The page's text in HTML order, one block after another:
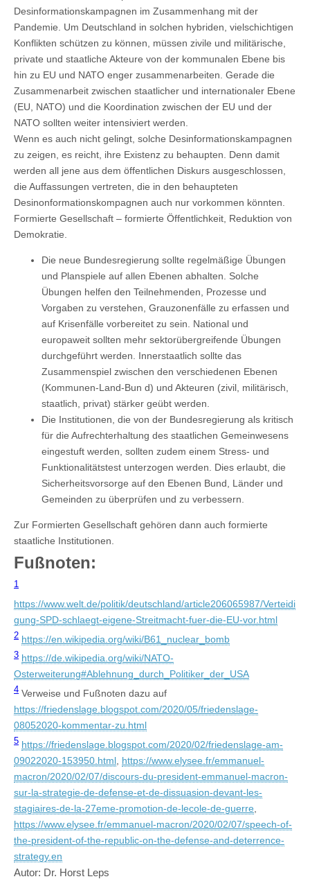
Desinformationskampagnen im Zusammenhang mit der
Pandemie. Um Deutschland in solchen hybriden, vielschichtigen
Konflikten schützen zu können, müssen zivile und militärische,
private und staatliche Akteure von der kommunalen Ebene bis
hin zu EU und NATO enger zusammenarbeiten. Gerade die
Zusammenarbeit zwischen staatlicher und internationaler Ebene
(EU, NATO) und die Koordination zwischen der EU und der
NATO sollten weiter intensiviert werden.
Wenn es auch nicht gelingt, solche Desinformationskampagnen
zu zeigen, es reicht, ihre Existenz zu behaupten. Denn damit
werden all jene aus dem öffentlichen Diskurs ausgeschlossen,
die Auffassungen vertreten, die in den behaupteten
Desinonformationskompagnen auch nur vorkommen könnten.
Formierte Gesellschaft – formierte Öffentlichkeit, Reduktion von
Demokratie.
Die neue Bundesregierung sollte regelmäßige Übungen
und Planspiele auf allen Ebenen abhalten. Solche
Übungen helfen den Teilnehmenden, Prozesse und
Vorgaben zu verstehen, Grauzonenfälle zu erfassen und
auf Krisenfälle vorbereitet zu sein. National und
europaweit sollten mehr sektorübergreifende Übungen
durchgeführt werden. Innerstaatlich sollte das
Zusammenspiel zwischen den verschiedenen Ebenen
(Kommunen-Land-Bun d) und Akteuren (zivil, militärisch,
staatlich, privat) stärker geübt werden.
Die Institutionen, die von der Bundesregierung als kritisch
für die Aufrechterhaltung des staatlichen Gemeinwesens
eingestuft werden, sollten zudem einem Stress- und
Funktionalitätstest unterzogen werden. Dies erlaubt, die
Sicherheitsvorsorge auf den Ebenen Bund, Länder und
Gemeinden zu überprüfen und zu verbessern.
Zur Formierten Gesellschaft gehören dann auch formierte
staatliche Institutionen.
Fußnoten:
1
https://www.welt.de/politik/deutschland/article206065987/Verteidi
gung-SPD-schlaegt-eigene-Streitmacht-fuer-die-EU-vor.html
2 https://en.wikipedia.org/wiki/B61_nuclear_bomb
3 https://de.wikipedia.org/wiki/NATO-
Osterweiterung#Ablehnung_durch_Politiker_der_USA
4 Verweise und Fußnoten dazu auf
https://friedenslage.blogspot.com/2020/05/friedenslage-
08052020-kommentar-zu.html
5 https://friedenslage.blogspot.com/2020/02/friedenslage-am-
09022020-153950.html https://www.elysee.fr/emmanuel-
macron/2020/02/07/discours-du-president-emmanuel-macron-
sur-la-strategie-de-defense-et-de-dissuasion-devant-les-
stagiaires-de-la-27eme-promotion-de-lecole-de-guerre
https://www.elysee.fr/emmanuel-macron/2020/02/07/speech-of-
the-president-of-the-republic-on-the-defense-and-deterrence-
strategy.en
Autor: Dr. Horst Leps